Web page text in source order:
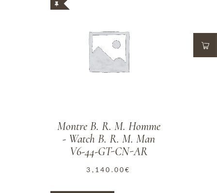
Montre B. R. M. Homme
- Watch B. R. M. Man
V6-44-GT-CN-AR
3,140.00€